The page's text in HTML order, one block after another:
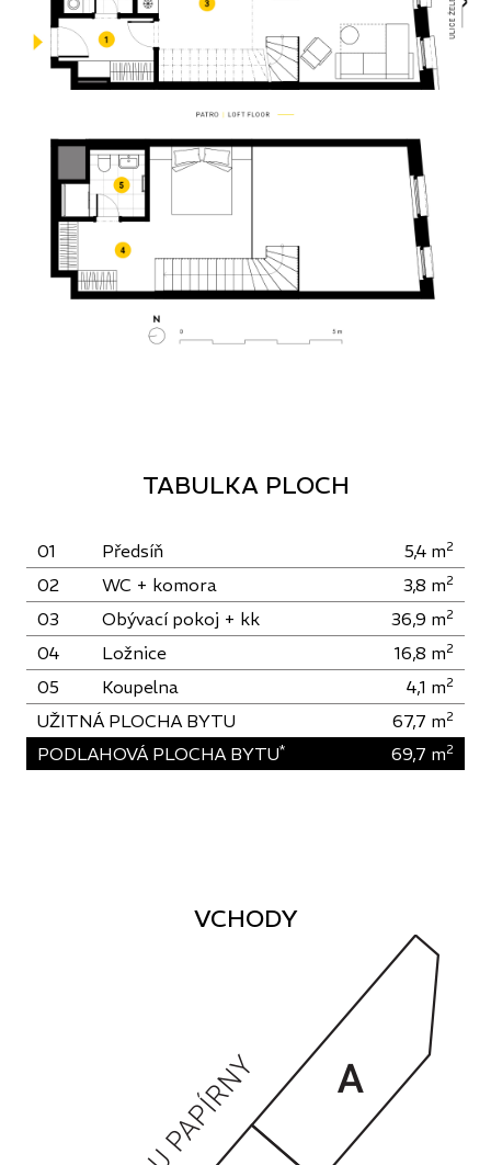
TABULKA PLOCH
01 Předsíň 5,4 m2
02 WC + komora 3,8 m2
03 Obývací pokoj + kk 36,9 m2
04 Ložnice 16,8 m2
05 Koupelna 4,1 m2
UŽITNÁ PLOCHA BYTU 67,7 m2
PODLAHOVÁ PLOCHA BYTU* 69,7 m2
VCHODY